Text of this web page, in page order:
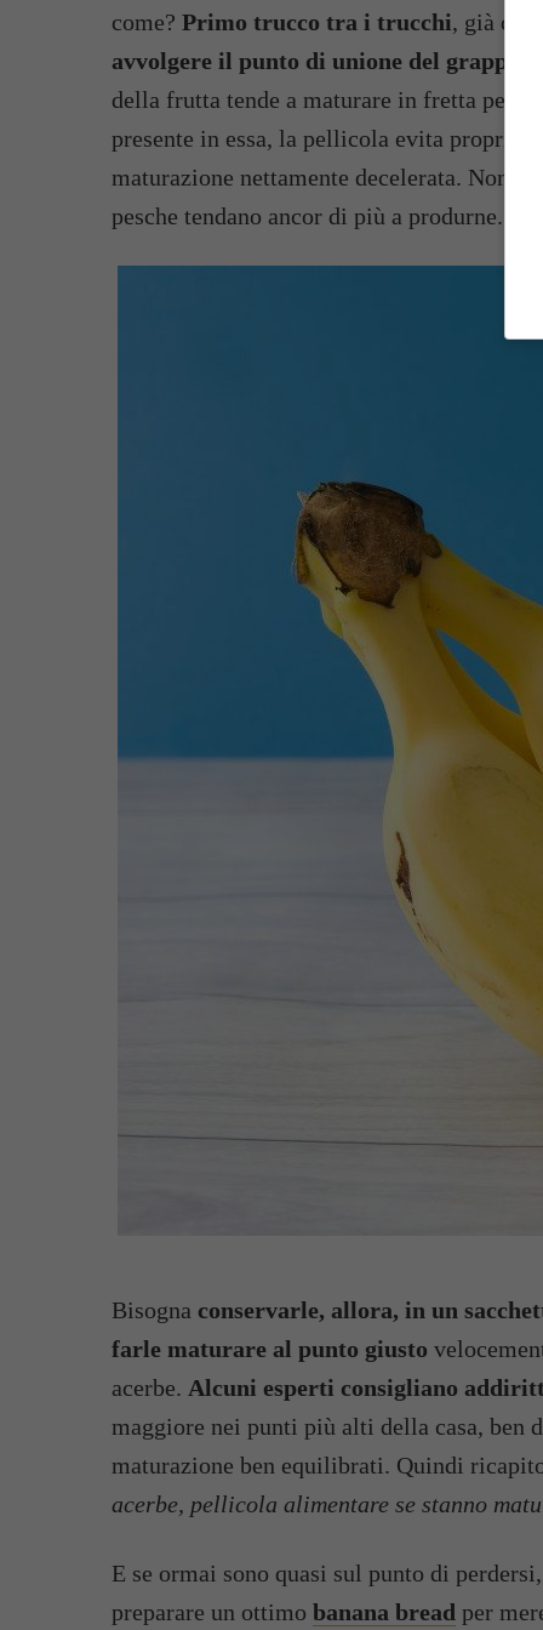
come? Primo trucco tra i trucchi, già
avvolgere il punto di unione del
della frutta tende a maturare in fretta per
presente in essa, la pellicola evita proprio
maturazione nettamente decelerata. Non
pesche tendano ancor di più a produrne.
Bisogna conservarle, allora, in un
farle maturare al punto giusto
acerbe. Alcuni esperti consigliano
maggiore nei punti più alti della casa, ben
maturazione ben equilibrati. Quindi
acerbe, pellicola alimentare se stanno
E se ormai sono quasi sul punto di
preparare un ottimo banana bread per